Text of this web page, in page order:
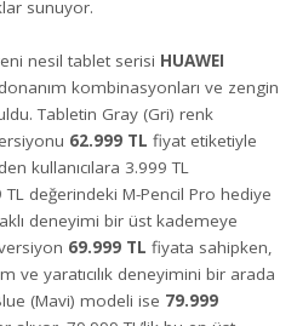
sunuyor.
nesil tablet serisi HUAWEI
kombinasyonları ve zengin
Tabletin Gray (Gri) renk
62.999 TL fiyat etiketiyle
kullanıcılara 3.999 TL
TL değerindeki M-Pencil Pro hediye
deneyimi bir üst kademeye
69.999 TL fiyata sahipken,
ve yaratıcılık deneyimini bir arada
(Mavi) modeli ise 79.999